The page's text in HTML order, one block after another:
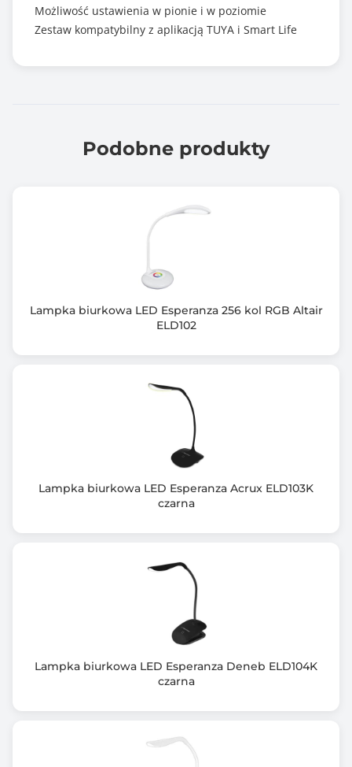
Możliwość ustawienia w pionie i w poziomie
Zestaw kompatybilny z aplikacją TUYA i Smart Life
Podobne produkty
Lampka biurkowa LED Esperanza 256 kol RGB Altair
ELD102
Lampka biurkowa LED Esperanza Acrux ELD103K
czarna
Lampka biurkowa LED Esperanza Deneb ELD104K
czarna